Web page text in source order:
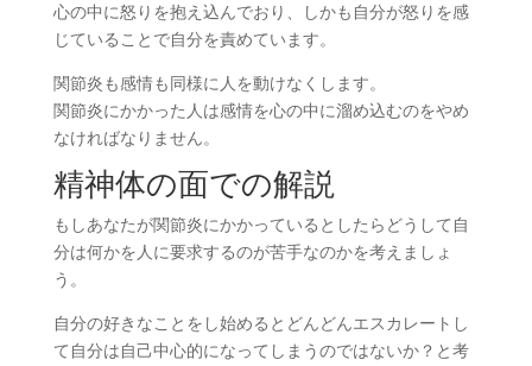
心の中に怒りを抱え込んでおり、しかも自分が怒りを感
じていることで自分を責めています。
関節炎も感情も同様に人を動けなくします。
関節炎にかかった人は感情を心の中に溜め込むのをやめ
なければなりません。
精神体の面での解説
もしあなたが関節炎にかかっているとしたらどうして自
分は何かを人に要求するのが苦手なのかを考えましょ
う。
自分の好きなことをし始めるとどんどんエスカレートし
て自分は自己中心的になってしまうのではないか？と考